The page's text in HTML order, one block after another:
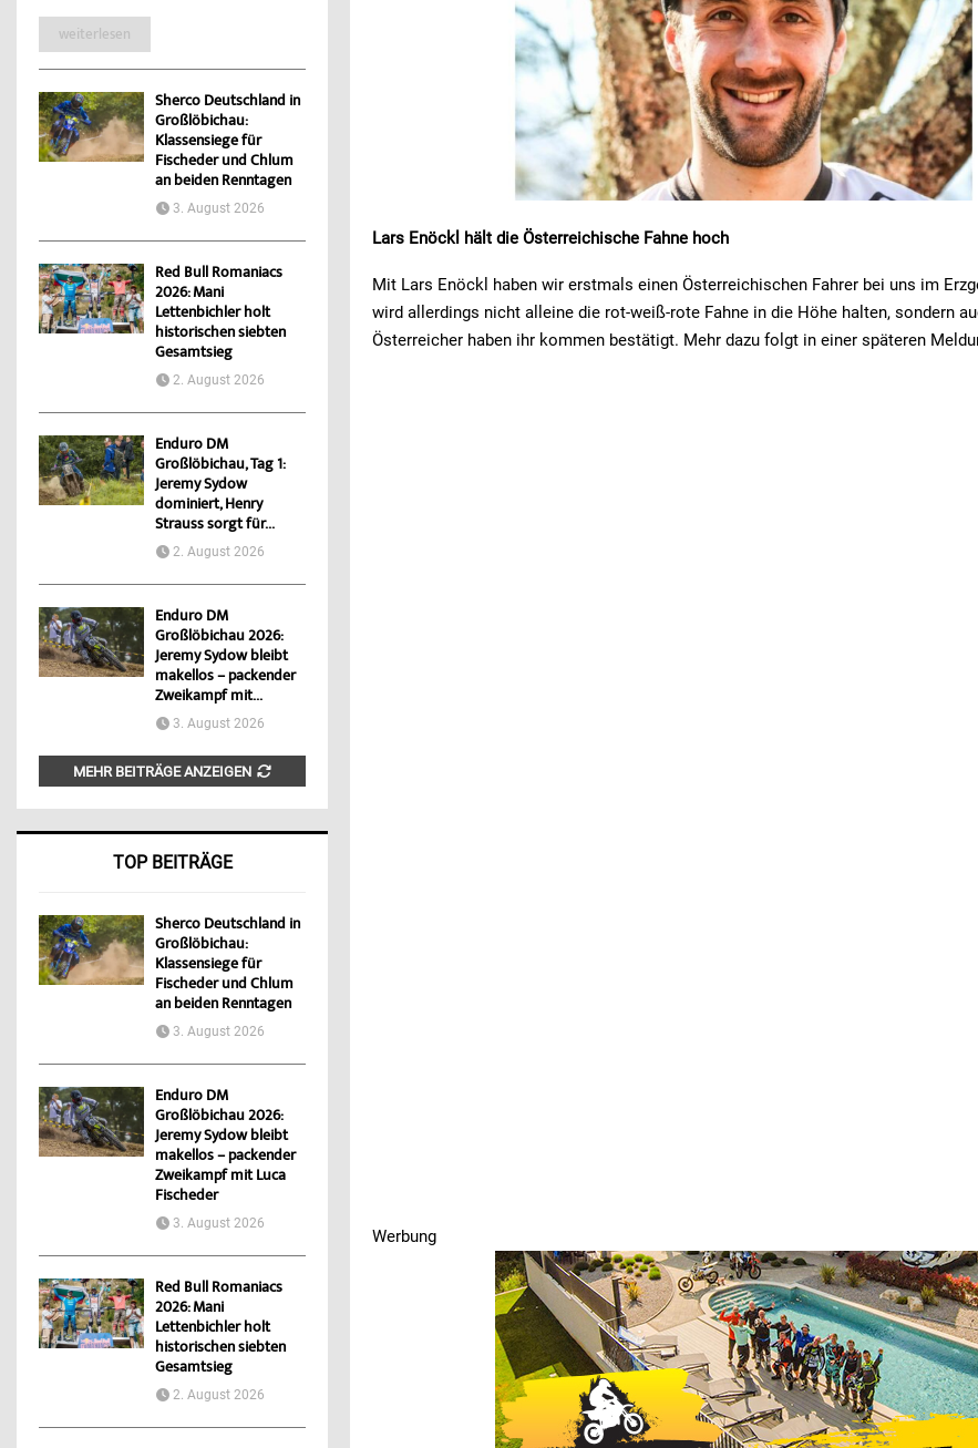
Lars Enöckl hält die Österreichische Fahne hoch
Mit Lars Enöckl haben wir erstmals einen Österreichischen Fahrer bei uns im
wird allerdings nicht alleine die rot-weiß-rote Fahne in die Höhe halten, sondern
Österreicher haben ihr kommen bestätigt. Mehr dazu folgt in einer späteren
Werbung
Werbung
weiterlesen
Sherco Deutschland in
Großlöbichau:
Klassensiege für
Fischeder und Chlum
an beiden Renntagen
3. August 2026
Red Bull Romaniacs
2026: Mani
Lettenbichler holt
historischen siebten
Gesamtsieg
2. August 2026
Enduro DM
Großlöbichau, Tag 1:
Jeremy Sydow
dominiert, Henry
Strauss sorgt für...
2. August 2026
Enduro DM
Großlöbichau 2026:
Jeremy Sydow bleibt
makellos – packender
Zweikampf mit...
3. August 2026
MEHR BEITRÄGE ANZEIGEN
TOP BEITRÄGE
Sherco Deutschland in
Großlöbichau:
Klassensiege für
Fischeder und Chlum
an beiden Renntagen
3. August 2026
Enduro DM
Großlöbichau 2026:
Jeremy Sydow bleibt
makellos – packender
Zweikampf mit Luca
Fischeder
3. August 2026
Red Bull Romaniacs
2026: Mani
Lettenbichler holt
historischen siebten
Gesamtsieg
2. August 2026